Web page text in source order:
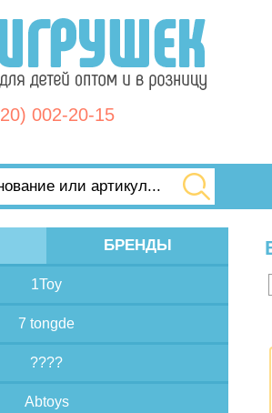
002-20-15
БРЕНДЫ
1Toy
7 tongde
????
Abtoys